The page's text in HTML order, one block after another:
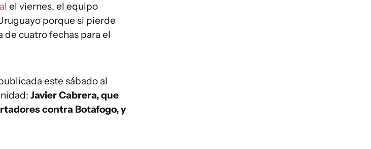
el viernes, el equipo
porque si pierde
de cuatro fechas para el
este sábado al
Javier Cabrera, que
contra Botafogo, y